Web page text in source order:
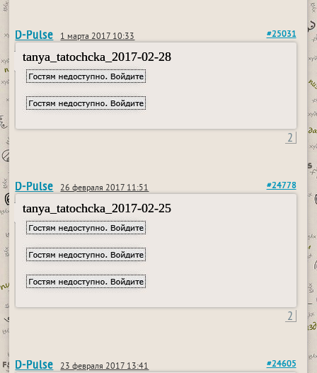
D-Pulse 1 марта 2017 10:33 #25031
tanya_tatochcka_2017-02-28
2
D-Pulse 26 февраля 2017 11:51 #24778
tanya_tatochcka_2017-02-25
2
D-Pulse 23 февраля 2017 13:41 #24605